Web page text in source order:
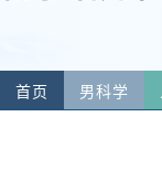
首页 男科学